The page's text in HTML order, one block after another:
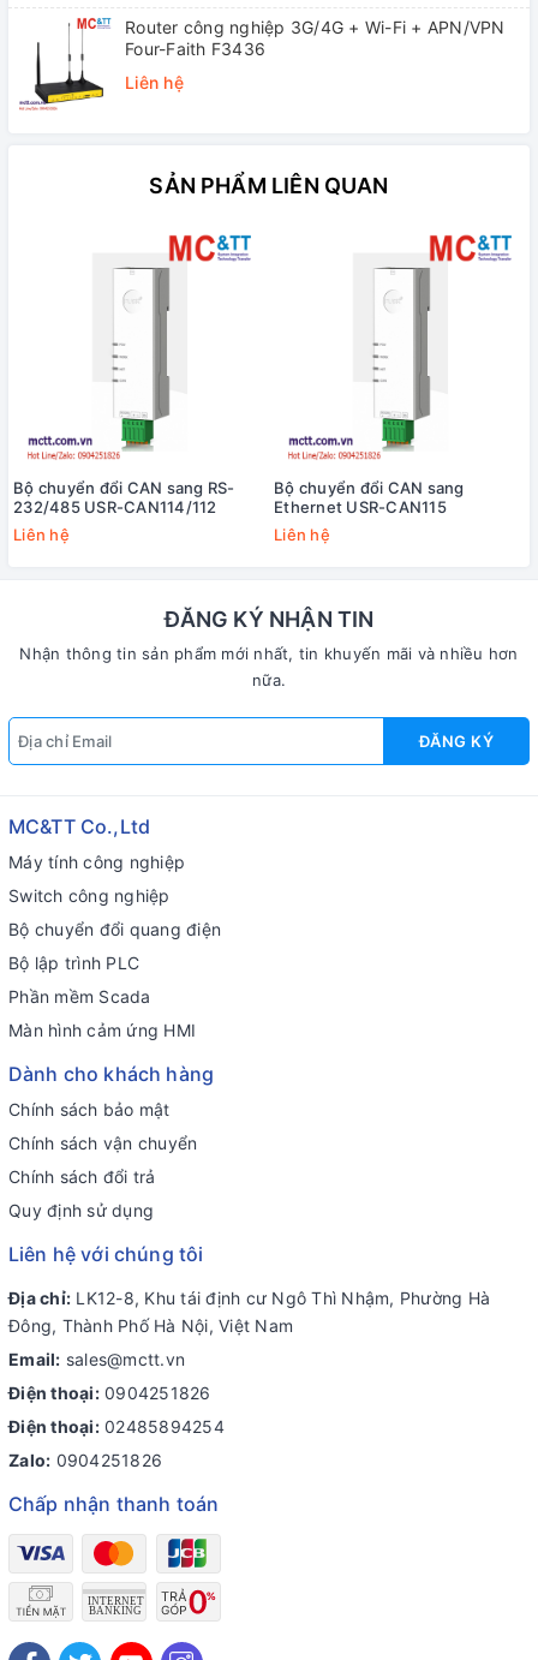
Router công nghiệp 3G/4G + Wi-Fi + APN/VPN
Four-Faith F3436
Liên hệ
SẢN PHẨM LIÊN QUAN
Bộ chuyển đổi CAN sang RS-
232/485 USR-CAN114/112
Liên hệ
Bộ chuyển đổi CAN sang
Ethernet USR-CAN115
Liên hệ
ĐĂNG KÝ NHẬN TIN
Nhận thông tin sản phẩm mới nhất, tin khuyến mãi và nhiều hơn
nữa.
ĐĂNG KÝ
MC&TT Co.,Ltd
Máy tính công nghiệp
Switch công nghiệp
Bộ chuyển đổi quang điện
Bộ lập trình PLC
Phần mềm Scada
Màn hình cảm ứng HMI
Dành cho khách hàng
Chính sách bảo mật
Chính sách vận chuyển
Chính sách đổi trả
Quy định sử dụng
Liên hệ với chúng tôi
Địa chỉ: LK12-8, Khu tái định cư Ngô Thì Nhậm, Phường Hà
Đông, Thành Phố Hà Nội, Việt Nam
Email: sales@mctt.vn
Điện thoại: 0904251826
Điện thoại: 02485894254
Zalo: 0904251826
Chấp nhận thanh toán